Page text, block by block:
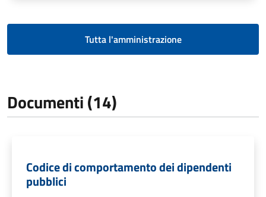
Tutta l'amministrazione
Documenti (14)
Codice di comportamento dei dipendenti
pubblici